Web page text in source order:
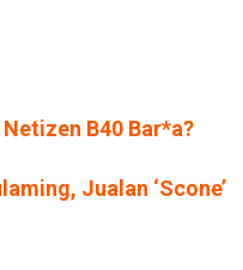
B40 Bar*a?
Jualan ‘Scone’